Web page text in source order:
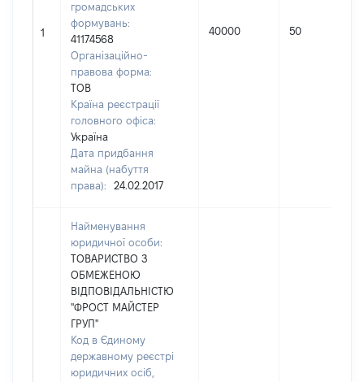
1
громадських
формувань:
41174568
Організаційно-
правова форма:
ТОВ
Країна реєстрації
головного офіса:
Україна
Дата придбання
майна (набуття
права):
24.02.2017
40000 50
Найменування
юридичної особи:
ТОВАРИСТВО З
ОБМЕЖЕНОЮ
ВІДПОВІДАЛЬНІСТЮ
"ФРОСТ МАЙСТЕР
ГРУП"
Код в Єдиному
державному реєстрі
юридичних осіб,